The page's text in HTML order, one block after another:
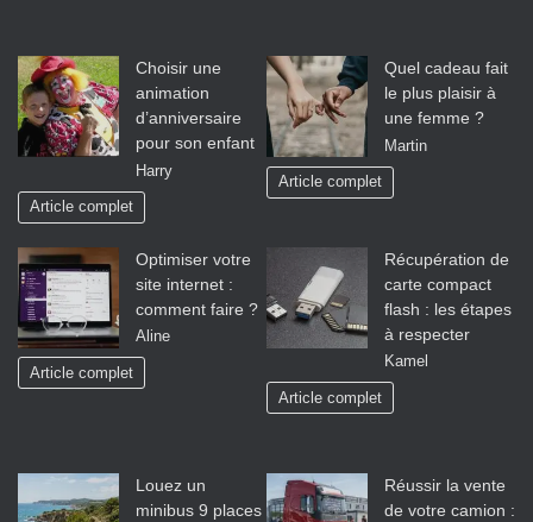
Choisir une
animation
d’anniversaire
pour son enfant
Harry
Article complet
Quel cadeau fait
le plus plaisir à
une femme ?
Martin
Article complet
Optimiser votre
site internet :
comment faire ?
Aline
Article complet
Récupération de
carte compact
flash : les étapes
à respecter
Kamel
Article complet
Louez un
minibus 9 places
Réussir la vente
de votre camion :